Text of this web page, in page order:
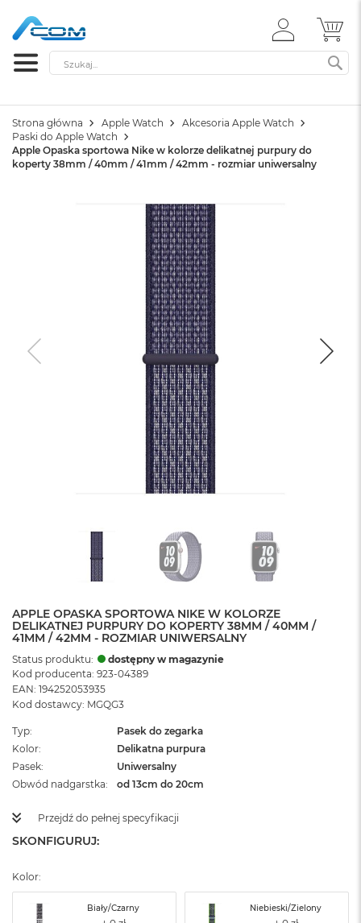
ZALOGUJ
SIĘ
Szukaj
Strona główna Apple Watch
Akcesoria Apple Watch
Paski do Apple Watch
Apple Opaska sportowa Nike w kolorze delikatnej purpury do
koperty 38mm / 40mm / 41mm / 42mm - rozmiar uniwersalny
APPLE OPASKA SPORTOWA NIKE W KOLORZE
DELIKATNEJ PURPURY DO KOPERTY 38MM / 40MM /
41MM / 42MM - ROZMIAR UNIWERSALNY
Status produktu:
dostępny w magazynie
Kod producenta: 923-04389
EAN: 194252053935
Kod dostawcy: MGQG3
Typ
Pasek do zegarka
Kolor
Delikatna purpura
Pasek
Uniwersalny
Obwód nadgarstka
od 13cm do 20cm
Przejdź do pełnej specyfikacji
SKONFIGURUJ:
Kolor:
Biały/Czarny Niebieski/Zielony